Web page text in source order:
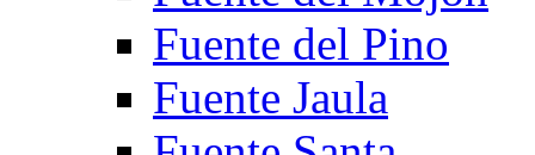
Fuente del Pino
Fuente Jaula